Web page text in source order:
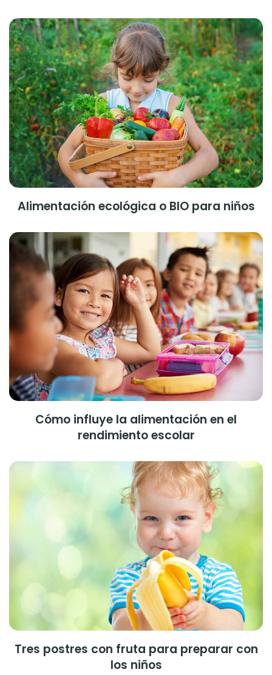
Alimentación ecológica o BIO para niños
Cómo influye la alimentación en el
rendimiento escolar
Tres postres con fruta para preparar con
los niños